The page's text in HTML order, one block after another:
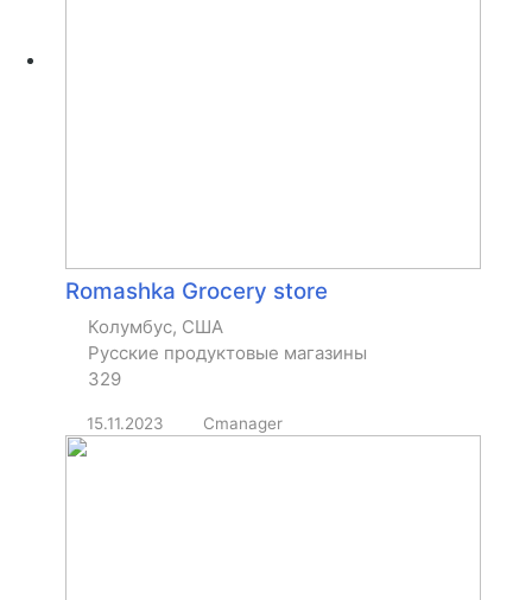
Romashka Grocery store
Колумбус, США
Русские продуктовые магазины
329
15.11.2023 Cmanager